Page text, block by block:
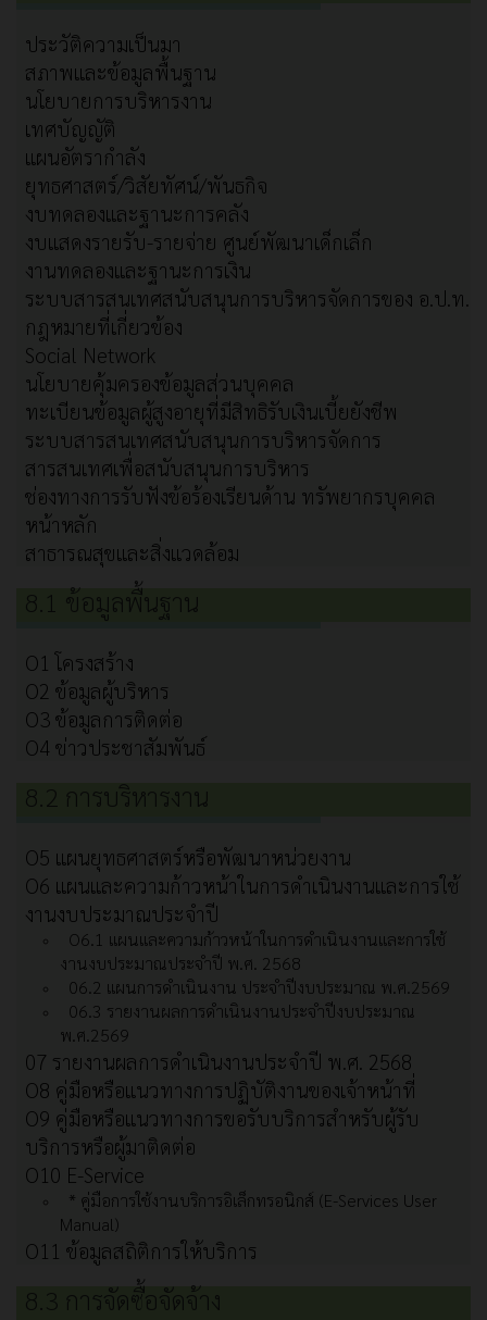
ประวัติความเป็นมา
สภาพและข้อมูลพื้นฐาน
นโยบายการบริหารงาน
เทศบัญญัติ
แผนอัตรากำลัง
ยุทธศาสตร์/วิสัยทัศน์/พันธกิจ
งบทดลองและฐานะการคลัง
งบแสดงรายรับ-รายจ่าย ศูนย์พัฒนาเด็กเล็ก
งานทดลองและฐานะการเงิน
ระบบสารสนเทศสนับสนุนการบริหารจัดการของ อ.ป.ท.
กฎหมายที่เกี่ยวข้อง
Social Network
นโยบายคุ้มครองข้อมูลส่วนบุคคล
ทะเบียนข้อมูลผู้สูงอายุที่มีสิทธิรับเงินเบี้ยยังชีพ
ระบบสารสนเทศสนับสนุนการบริหารจัดการ
สารสนเทศเพื่อสนับสนุนการบริหาร
ช่องทางการรับฟังข้อร้องเรียนด้าน ทรัพยากรบุคคล
หน้าหลัก
สาธารณสุขและสิ่งแวดล้อม
8.1 ข้อมูลพื้นฐาน
O1 โครงสร้าง
O2 ข้อมูลผู้บริหาร
O3 ข้อมูลการติดต่อ
O4 ข่าวประชาสัมพันธ์
8.2 การบริหารงาน
O5 แผนยุทธศาสตร์หรือพัฒนาหน่วยงาน
O6 แผนและความก้าวหน้าในการดำเนินงานและการใช้
งานงบประมาณประจำปี
O6.1 แผนและความก้าวหน้าในการดำเนินงานและการใช้
งานงบประมาณประจำปี พ.ศ. 2568
06.2 แผนการดำเนินงาน ประจำปีงบประมาณ พ.ศ.2569
06.3 รายงานผลการดำเนินงานประจำปีงบประมาณ
พ.ศ.2569
07 รายงานผลการดำเนินงานประจำปี พ.ศ. 2568
O8 คู่มือหรือแนวทางการปฏิบัติงานของเจ้าหน้าที่
O9 คู่มือหรือแนวทางการขอรับบริการสำหรับผู้รับ
บริการหรือผู้มาติดต่อ
O10 E-Service
* คู่มือการใช้งานบริการอิเล็กทรอนิกส์ (E-Services User
Manual)
O11 ข้อมูลสถิติการให้บริการ
8.3 การจัดซื้อจัดจ้าง